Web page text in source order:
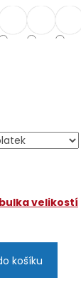
velikostí
košíku